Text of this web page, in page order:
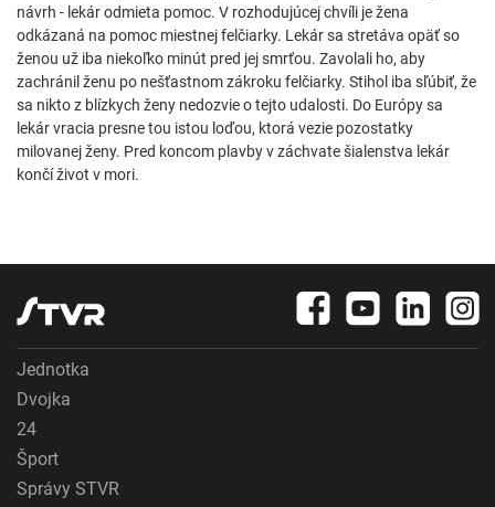
návrh - lekár odmieta pomoc. V rozhodujúcej chvíli je žena
odkázaná na pomoc miestnej felčiarky. Lekár sa stretáva opäť so
ženou už iba niekoľko minút pred jej smrťou. Zavolali ho, aby
zachránil ženu po nešťastnom zákroku felčiarky. Stihol iba sľúbiť, že
sa nikto z blízkych ženy nedozvie o tejto udalosti. Do Európy sa
lekár vracia presne tou istou loďou, ktorá vezie pozostatky
milovanej ženy. Pred koncom plavby v záchvate šialenstva lekár
končí život v mori.
Jednotka
Dvojka
24
Šport
Správy STVR